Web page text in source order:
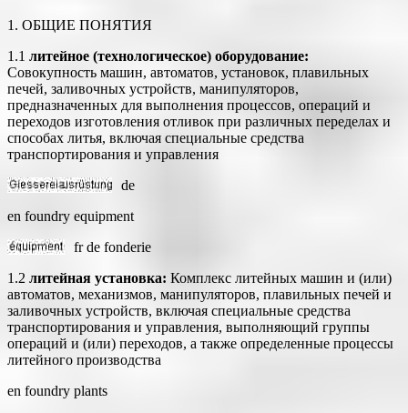
1. ОБЩИЕ ПОНЯТИЯ
1.1 литейное (технологическое) оборудование:
Совокупность машин, автоматов, установок, плавильных
печей, заливочных устройств, манипуляторов,
предназначенных для выполнения процессов, операций и
переходов изготовления отливок при различных переделах и
способах литья, включая специальные средства
транспортирования и управления
de
en foundry equipment
frde fonderie
1.2 литейная установка: Комплекс литейных машин и (или)
автоматов, механизмов, манипуляторов, плавильных печей и
заливочных устройств, включая специальные средства
транспортирования и управления, выполняющий группы
операций и (или) переходов, а также определенные процессы
литейного производства
en foundry plants